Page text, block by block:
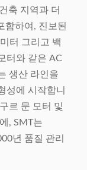
축 지역과 더
함하여, 진보된
터 그리고 백
터와 같은 AC
생산 라인을
성에 시작합니
르 문 모터 및
, SMT는
년 품질 관리